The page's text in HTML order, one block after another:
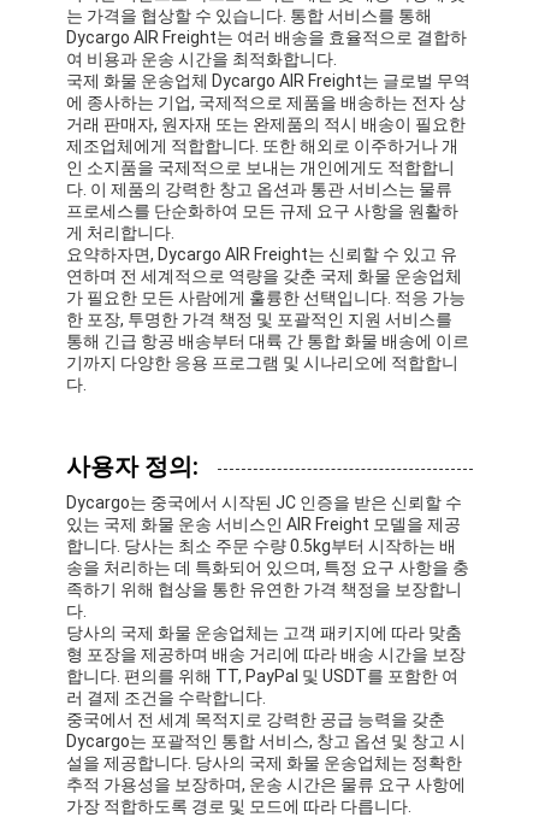
철도 운송
아마존으로 배송
트럭 화물
창고 서비스
는 가격을 협상할 수 있습니다. 통합 서비스를 통해
Dycargo AIR Freight는 여러 배송을 효율적으로 결합하
여 비용과 운송 시간을 최적화합니다.
국제 화물 운송업체 Dycargo AIR Freight는 글로벌 무역
에 종사하는 기업, 국제적으로 제품을 배송하는 전자 상
거래 판매자, 원자재 또는 완제품의 적시 배송이 필요한
제조업체에게 적합합니다. 또한 해외로 이주하거나 개
인 소지품을 국제적으로 보내는 개인에게도 적합합니
다. 이 제품의 강력한 창고 옵션과 통관 서비스는 물류
프로세스를 단순화하여 모든 규제 요구 사항을 원활하
게 처리합니다.
요약하자면, Dycargo AIR Freight는 신뢰할 수 있고 유
연하며 전 세계적으로 역량을 갖춘 국제 화물 운송업체
가 필요한 모든 사람에게 훌륭한 선택입니다. 적응 가능
한 포장, 투명한 가격 책정 및 포괄적인 지원 서비스를
통해 긴급 항공 배송부터 대륙 간 통합 화물 배송에 이르
기까지 다양한 응용 프로그램 및 시나리오에 적합합니
다.
사용자 정의:
Dycargo는 중국에서 시작된 JC 인증을 받은 신뢰할 수
있는 국제 화물 운송 서비스인 AIR Freight 모델을 제공
합니다. 당사는 최소 주문 수량 0.5kg부터 시작하는 배
송을 처리하는 데 특화되어 있으며, 특정 요구 사항을 충
족하기 위해 협상을 통한 유연한 가격 책정을 보장합니
다.
당사의 국제 화물 운송업체는 고객 패키지에 따라 맞춤
형 포장을 제공하며 배송 거리에 따라 배송 시간을 보장
합니다. 편의를 위해 TT, PayPal 및 USDT를 포함한 여
러 결제 조건을 수락합니다.
중국에서 전 세계 목적지로 강력한 공급 능력을 갖춘
Dycargo는 포괄적인 통합 서비스, 창고 옵션 및 창고 시
설을 제공합니다. 당사의 국제 화물 운송업체는 정확한
추적 가용성을 보장하며, 운송 시간은 물류 요구 사항에
가장 적합하도록 경로 및 모드에 따라 다릅니다.